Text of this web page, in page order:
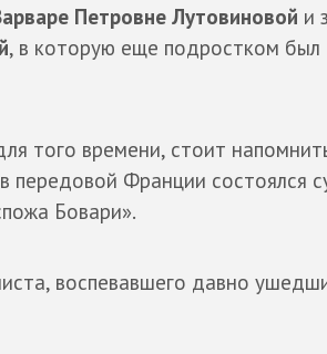
Петровне Лутовиновой и
, в которую еще подростком был
того времени, стоит
передовой Франции состоялся
Бовари».
воспевавшего давно